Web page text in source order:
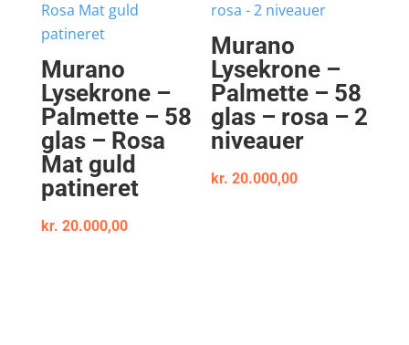
Murano
Lysekrone –
Palmette – 58
glas – Rosa
Mat guld
patineret
kr. 20.000,00
Murano
Lysekrone –
Palmette – 58
glas – rosa – 2
niveauer
kr. 20.000,00